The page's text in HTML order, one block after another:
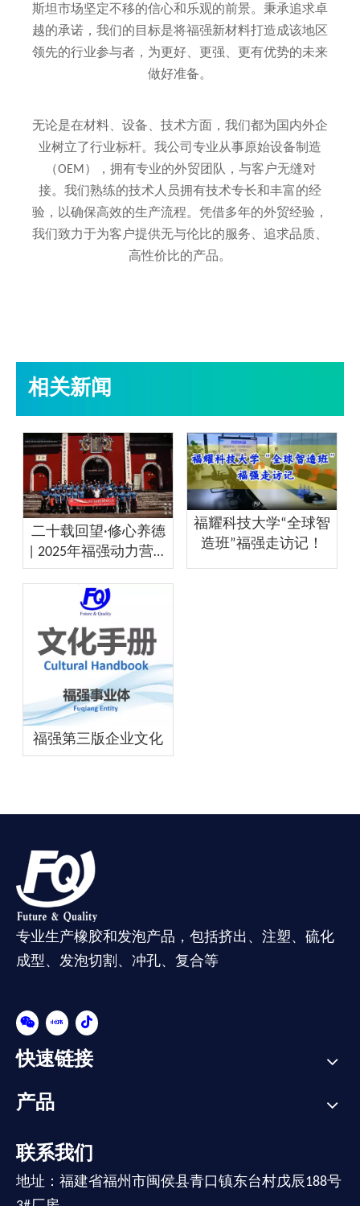
斯坦市场坚定不移的信心和乐观的前景。秉承追求卓
越的承诺，我们的目标是将福强新材料打造成该地区
领先的行业参与者，为更好、更强、更有优势的未来
做好准备。
无论是在材料、设备、技术方面，我们都为国内外企
业树立了行业标杆。我公司专业从事原始设备制造
（OEM），拥有专业的外贸团队，与客户无缝对
接。我们熟练的技术人员拥有技术专长和丰富的经
验，以确保高效的生产流程。凭借多年的外贸经验，
我们致力于为客户提供无与伦比的服务、追求品质、
高性价比的产品。
相关新闻
二十载回望·修心养德
| 2025年福强动力营雪
峰崇圣禅寺禅修之旅
圆满落幕
福耀科技大学“全球智
造班”福强走访记！
福强第三版企业文化
专业生产橡胶和发泡产品，包括挤出、注塑、硫化
成型、发泡切割、冲孔、复合等
快速链接
产品
联系我们
地址：福建省福州市闽侯县青口镇东台村戊辰188号